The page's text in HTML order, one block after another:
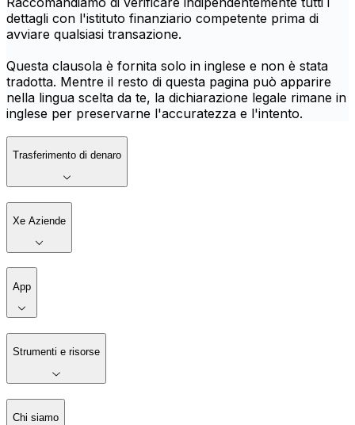
dettagli con l'istituto finanziario competente prima di
avviare qualsiasi transazione.
Questa clausola è fornita solo in inglese e non è stata
tradotta. Mentre il resto di questa pagina può apparire
nella lingua scelta da te, la dichiarazione legale rimane in
inglese per preservarne l'accuratezza e l'intento.
Trasferimento di denaro
Xe Aziende
App
Strumenti e risorse
Chi siamo